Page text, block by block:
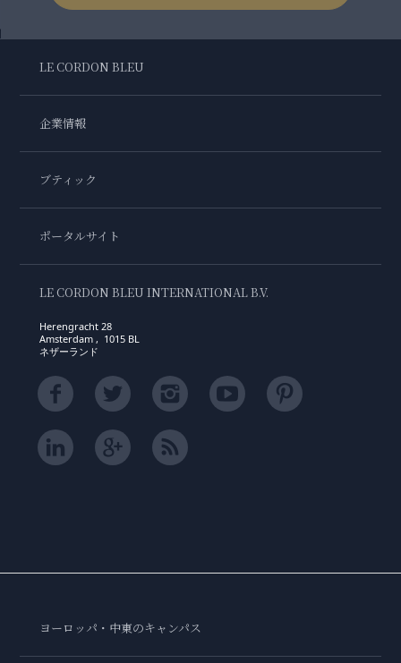
LE CORDON BLEU
企業情報
ブティック
ポータルサイト
LE CORDON BLEU INTERNATIONAL B.V.
Herengracht 28
Amsterdam , 1015 BL
ネザーランド
ヨーロッパ・中東のキャンパス